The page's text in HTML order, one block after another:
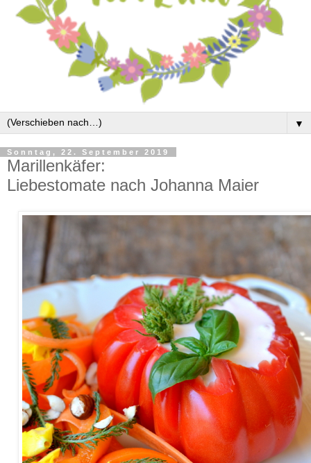
▼
Sonntag, 22. September 2019
Marillenkäfer:
Liebestomate nach Johanna Maier